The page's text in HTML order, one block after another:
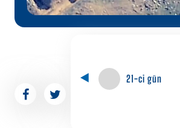
21-ci gün